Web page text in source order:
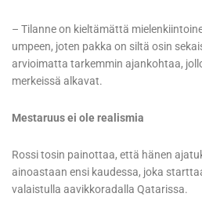
– Tilanne on kieltämättä
umpeen, joten pakka on siltä osin
arvioimatta tarkemmin ajankohtaa,
merkeissä alkavat.
Mestaruus ei ole realismia
Rossi tosin painottaa, että hänen
ainoastaan ensi kaudessa, joka
valaistulla aavikkoradalla Qatarissa.